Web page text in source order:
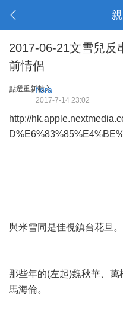
2017-06-21文雪兒反
前情侶
點選重新載入
flora
2017-7-14 23:02
http://
與米雪同是佳視鎮台花旦。
那些年的(左起)魏秋華、萬
馬海倫。